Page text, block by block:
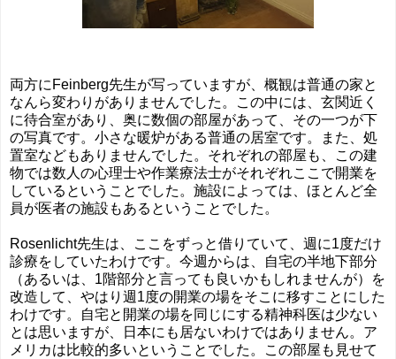
両方にFeinberg先生が写っていますが、概観は普通の家と
なんら変わりがありませんでした。この中には、玄関近く
に待合室があり、奥に数個の部屋があって、その一つが下
の写真です。小さな暖炉がある普通の居室です。また、処
置室などもありませんでした。それぞれの部屋も、この建
物では数人の心理士や作業療法士がそれぞれここで開業を
しているということでした。施設によっては、ほとんど全
員が医者の施設もあるということでした。
Rosenlicht先生は、ここをずっと借りていて、週に1度だけ
診療をしていたわけです。今週からは、自宅の半地下部分
（あるいは、1階部分と言っても良いかもしれませんが）を
改造して、やはり週1度の開業の場をそこに移すことにした
わけです。自宅と開業の場を同じにする精神科医は少ない
とは思いますが、日本にも居ないわけではありません。ア
メリカは比較的多いということでした。この部屋も見せて